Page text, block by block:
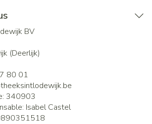
BV
(Deerlijk)
80 01
340903
Isabel Castel